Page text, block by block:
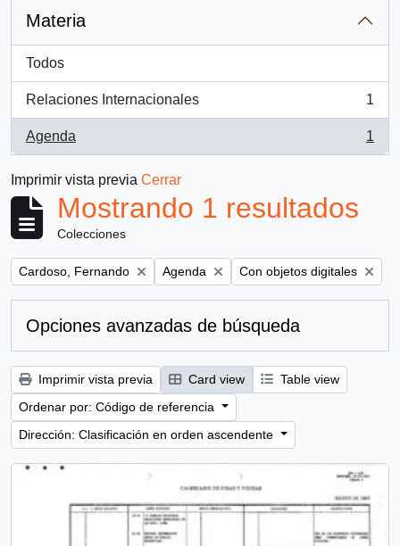
Materia
Todos
Relaciones Internacionales
, 1 resultados
1
Agenda
, 1 resultados
1
Imprimir vista previa Cerrar
Mostrando 1 resultados
Colecciones
Remove filter:
Cardoso, Fernando Remove filter:
Agenda Remove filter:
Con objetos digitales
Opciones avanzadas de búsqueda
Imprimir vista previa Card view
Table view
Ordenar por: Código de referencia
Dirección: Clasificación en orden ascendente